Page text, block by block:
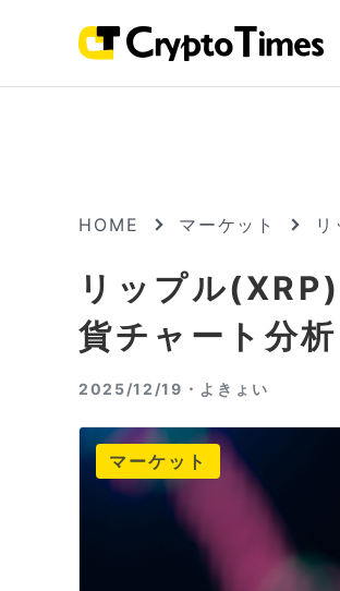
HOME マーケット
リップル
貨チャート分析
2025/12/19・ よきょい
マーケット